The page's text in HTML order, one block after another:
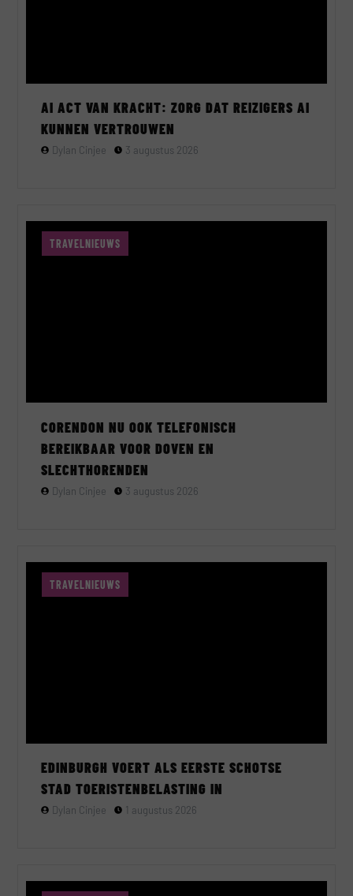
AI ACT VAN KRACHT: ZORG DAT REIZIGERS AI
KUNNEN VERTROUWEN
Dylan Cinjee 3 augustus 2026
TRAVELNIEUWS
CORENDON NU OOK TELEFONISCH
BEREIKBAAR VOOR DOVEN EN
SLECHTHORENDEN
Dylan Cinjee 3 augustus 2026
TRAVELNIEUWS
EDINBURGH VOERT ALS EERSTE SCHOTSE
STAD TOERISTENBELASTING IN
Dylan Cinjee 1 augustus 2026